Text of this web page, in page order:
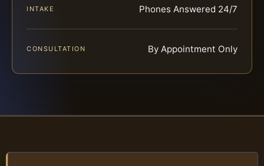
INTAKE Phones Answered 24/7
CONSULTATION By Appointment Only